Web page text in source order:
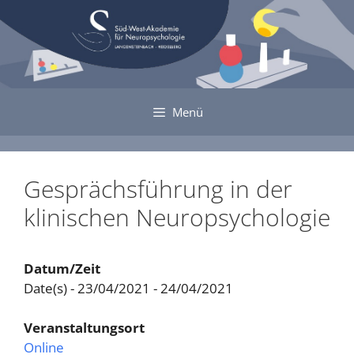
Inhalt
springen
Menü
Gesprächsführung in der
klinischen Neuropsychologie
Datum/Zeit
Date(s) - 23/04/2021 - 24/04/2021
Veranstaltungsort
Online